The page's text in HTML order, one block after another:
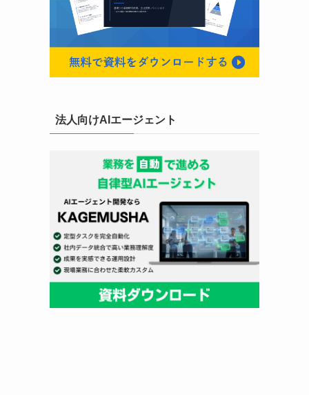
法人向けAIエージェント